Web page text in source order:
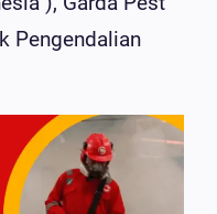
Pengendalian